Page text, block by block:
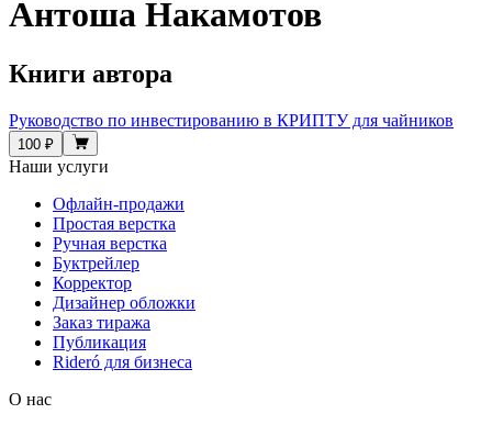
Антоша Накамотов
Книги автора
Руководство по инвестированию в КРИПТУ для чайников
100 ₽
Наши услуги
Офлайн-продажи
Простая верстка
Ручная верстка
Буктрейлер
Корректор
Дизайнер обложки
Заказ тиража
Публикация
Rideró для бизнеса
О нас